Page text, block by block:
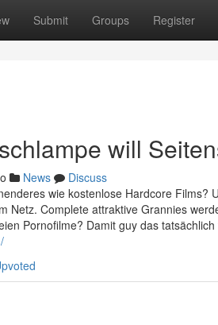
Submit Groups Register
will
News
Discuss
wie kostenlose Hardcore
Netz. Complete attraktive Grannies
Pornofilme? Damit guy das